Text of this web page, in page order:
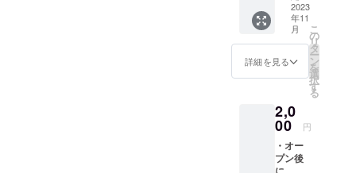
きま
す。 ※
児童養
護施設
を含め
(小学生
以下)の
用チ
ケッ
迎で
す！何
枚でも
購入で
きるの
用チ
ケット
を地域
の小学
生以下
リター
ンで、
来店さ
れた車
椅子利
用者様
へお店
様分の1
時間分
の利用
チケッ
トとし
2023
年11
月
詳細を見る
こ
の
リ
タ
ー
ン
を
選
択
す
る
2,0
00 円
・オー
プン後